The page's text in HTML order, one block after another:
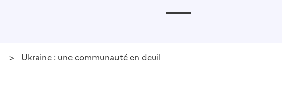
>
Ukraine : une communauté en deuil